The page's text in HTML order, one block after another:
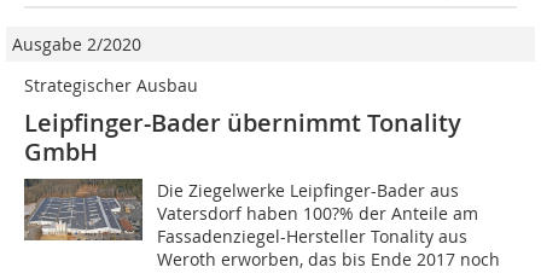
Ausgabe 2/2020
Strategischer Ausbau
Leipfinger-Bader übernimmt Tonality
GmbH
Die Ziegelwerke Leipfinger-Bader aus
Vatersdorf haben 100?% der Anteile am
Fassadenziegel-Hersteller Tonality aus
Weroth erworben, das bis Ende 2017 noch